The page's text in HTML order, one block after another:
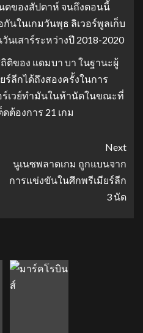
ของสัปดาห์ จนถึงตอนนี้
นในเกมวันพุธ ลิเวอร์พูลเก็บ
เสาร์ระหว่างปี 2018-2020
ติของ แดมบา บา ในฐานะผู้
ร์ลีกได้ถึงสองครั้งในการ
เวย์ทำมันในห้านัดในขณะที่
ต้องการ 21 เกม
Next
นูเนซพลาดเกม ถูกแบนจาก
การแข่งขันในศึกพรีเมียร์ลีก
3 นัด